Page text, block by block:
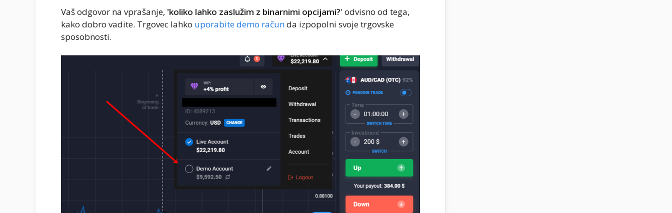
Vaš odgovor na vprašanje, 'koliko lahko zaslužim z binarnimi opcijami?' odvisno od tega,
kako dobro vadite. Trgovec lahko uporabite demo računda izpopolni svoje trgovske
sposobnosti.